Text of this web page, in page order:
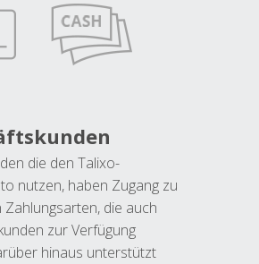
die den Talixo-
nutzen, haben Zugang zu
Zahlungsarten, die auch
zur Verfügung
hinaus unterstützt